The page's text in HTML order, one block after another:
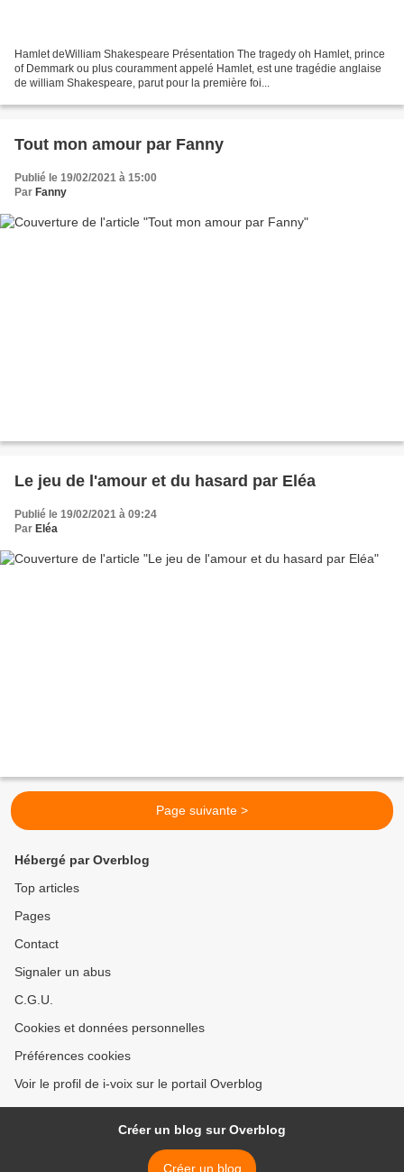
Hamlet deWilliam Shakespeare Présentation The tragedy oh Hamlet, prince
of Demmark ou plus couramment appelé Hamlet, est une tragédie anglaise
de william Shakespeare, parut pour la première foi...
Tout mon amour par Fanny
Publié le 19/02/2021 à 15:00
Par Fanny
Le jeu de l'amour et du hasard par Eléa
Publié le 19/02/2021 à 09:24
Par Eléa
Page suivante >
Hébergé par Overblog
Top articles
Pages
Contact
Signaler un abus
C.G.U.
Cookies et données personnelles
Préférences cookies
Voir le profil de i-voix sur le portail Overblog
Créer un blog sur Overblog
Créer un blog